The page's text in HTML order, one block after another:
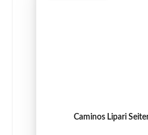
Caminos Lipari